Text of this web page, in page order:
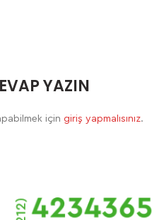
YAZIN
için giriş yapmalısınız.